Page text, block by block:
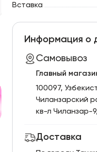
Вставка
Информация о
Самовывоз
Главный
100097,
Чиланзарский
кв-л Чиланзар-
Доставка